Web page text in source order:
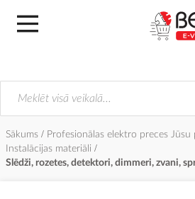
Sākums
Profesionālas elektro preces Jūsu
Instalācijas materiāli
Slēdži, rozetes, detektori, dimmeri, zvani,